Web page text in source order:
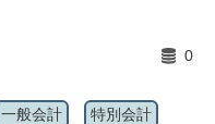
0
一般会計 特別会計